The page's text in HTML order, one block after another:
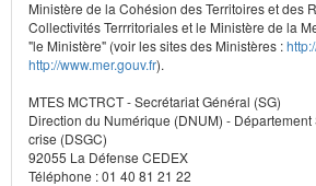
Ministère de la Cohésion des Territoires et des
Collectivités Terrritoriales et le Ministère de la
"le Ministère" (voir les sites des Ministères :
http://www.mer.gouv.fr).
MTES MCTRCT - Secrétariat Général (SG)
Direction du Numérique (DNUM) -
crise (DSGC)
92055 La Défense CEDEX
Téléphone : 01 40 81 21 22